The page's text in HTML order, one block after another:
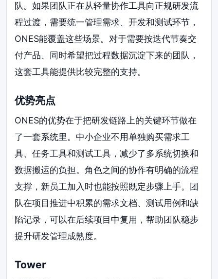
队。如果团队正在从轻量协作工具向正规研发流
程过渡，需要统一管理需求、开发和测试环节，
ONES能覆盖这些场景。对于需要按迭代节奏交
付产品、同时希望把过程数据沉淀下来的团队，
这套工具能提供比较完整的支持。
优势亮点
ONES的优势在于把研发链路上的关键环节做在
了一套系统里。中小企业不用单独购买需求工
具、任务工具和测试工具，减少了多系统切换和
数据搬运的负担。角色之间的协作有明确的流程
支撑，新员工加入时也能按照既定步骤上手。团
队在项目推进中积累的需求文档、测试用例和缺
陷记录，可以在后续项目中复用，帮助团队稳步
提升研发管理成熟度。
Tower